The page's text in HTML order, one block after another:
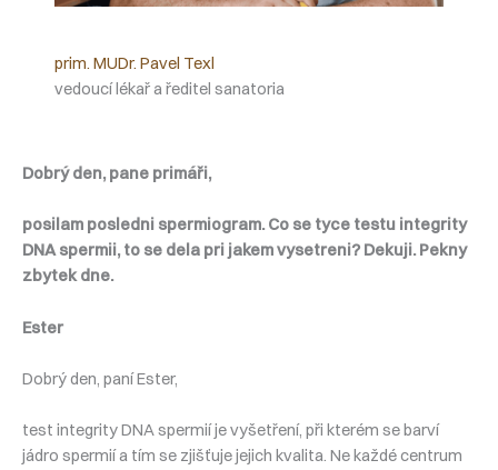
prim. MUDr. Pavel Texl
vedoucí lékař a ředitel sanatoria
Dobrý den, pane primáři,
posilam posledni spermiogram. Co se tyce testu integrity
DNA spermii, to se dela pri jakem vysetreni? Dekuji. Pekny
zbytek dne.
Ester
Dobrý den, paní Ester,
test integrity DNA spermií je vyšetření, při kterém se barví
jádro spermií a tím se zjišťuje jejich kvalita. Ne každé centrum